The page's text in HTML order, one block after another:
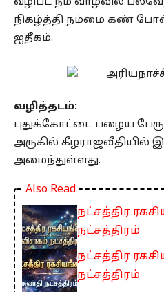
நிகழ்த்தி நம்மை கண்
ஐதீகம்.
வழித்தடம்:
புதுக்கோட்டை பழைய
அருகில் கீழராஜவீதியில்
அமைந்துள்ளது.
Also Read
நட்சத்திர
நட்சத்திரம்
நட்சத்திர
நட்சத்திரம்